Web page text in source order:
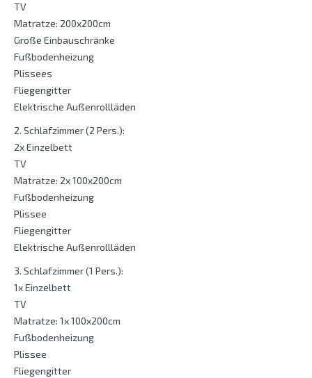
TV
Matratze: 200x200cm
Große Einbauschränke
Fußbodenheizung
Plissees
Fliegengitter
Elektrische Außenrollläden
2. Schlafzimmer (2 Pers.):
2x Einzelbett
TV
Matratze: 2x 100x200cm
Fußbodenheizung
Plissee
Fliegengitter
Elektrische Außenrollläden
3. Schlafzimmer (1 Pers.):
1x Einzelbett
TV
Matratze: 1x 100x200cm
Fußbodenheizung
Plissee
Fliegengitter